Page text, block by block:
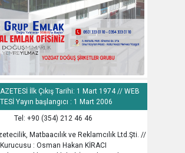
İlk Çıkış Tarihi: 1 Mart 1974 // WEB
Yayın başlangıcı : 1 Mart 2006
Tel: +90 (354) 212 46 46
Matbaacılık ve Reklamcılık Ltd.Şti. //
Kurucusu : Osman Hakan KİRACI